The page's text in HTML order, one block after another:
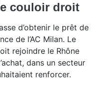
couloir droit
d’obtenir le prêt de
de l’AC Milan. Le
rejoindre le Rhône
dans un secteur
renforcer.